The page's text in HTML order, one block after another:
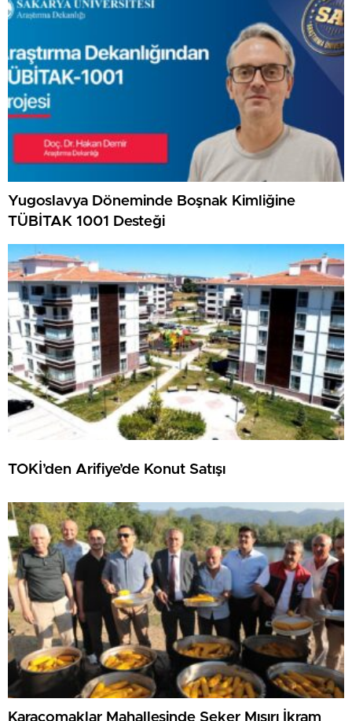
Yugoslavya Döneminde Boşnak Kimliğine
TÜBİTAK 1001 Desteği
TOKİ’den Arifiye’de Konut Satışı
Karaçomaklar Mahallesinde Şeker Mısırı İkram